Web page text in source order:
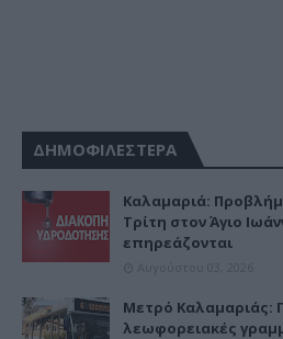
ΔΗΜΟΦΙΛΕΣΤΕΡΑ
Καλαμαριά:
Τρίτη στον Άγιο
επηρεάζονται
Μετρό Καλαμαριάς:
λεωφορειακές